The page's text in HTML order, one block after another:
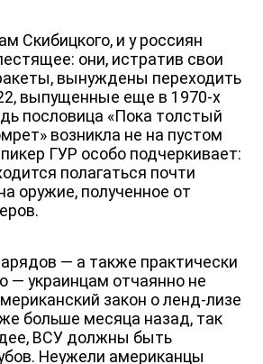
Скибицкого, и у россиян
они, истратив свои
вынуждены переходить
выпущенные еще в 1970-х
пословица «Пока толстый
возникла не на пустом
ГУР особо подчеркивает:
полагаться почти
оружие, полученное от
— а также практически
— украинцам отчаянно не
закон о ленд-лизе
больше месяца назад, так
ВСУ должны быть
Неужели американцы